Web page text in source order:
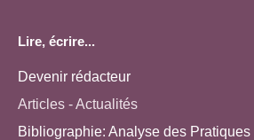
Lire, écrire...
Devenir rédacteur
Articles - Actualités
Bibliographie: Analyse des Pratiques